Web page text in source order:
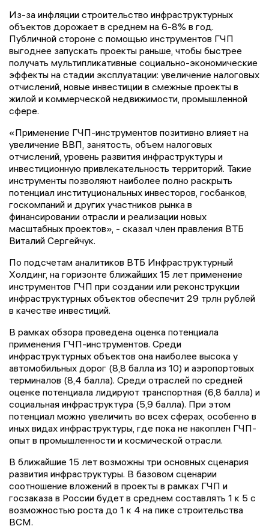
Из-за инфляции строительство инфраструктурных
объектов дорожает в среднем на 6-8% в год.
Публичной стороне с помощью инструментов ГЧП
выгоднее запускать проекты раньше, чтобы быстрее
получать мультипликативные социально-экономические
эффекты на стадии эксплуатации: увеличение налоговых
отчислений, новые инвестиции в смежные проекты в
жилой и коммерческой недвижимости, промышленной
сфере.
«Применение ГЧП-инструментов позитивно влияет на
увеличение ВВП, занятость, объем налоговых
отчислений, уровень развития инфраструктуры и
инвестиционную привлекательность территорий. Такие
инструменты позволяют наиболее полно раскрыть
потенциал институциональных инвесторов, госбанков,
госкомпаний и других участников рынка в
финансировании отрасли и реализации новых
масштабных проектов», - сказал член правления ВТБ
Виталий Сергейчук.
По подсчетам аналитиков ВТБ Инфраструктурный
Холдинг, на горизонте ближайших 15 лет применение
инструментов ГЧП при создании или реконструкции
инфраструктурных объектов обеспечит 29 трлн рублей
в качестве инвестиций.
В рамках обзора проведена оценка потенциала
применения ГЧП-инструментов. Среди
инфраструктурных объектов она наиболее высока у
автомобильных дорог (8,8 балла из 10) и аэропортовых
терминалов (8,4 балла). Среди отраслей по средней
оценке потенциала лидируют транспортная (6,8 балла) и
социальная инфраструктура (5,9 балла). При этом
потенциал можно увеличить во всех сферах, особенно в
иных видах инфраструктуры, где пока не накоплен ГЧП-
опыт в промышленности и космической отрасли.
В ближайшие 15 лет возможны три основных сценария
развития инфраструктуры. В базовом сценарии
соотношение вложений в проекты в рамках ГЧП и
госзаказа в России будет в среднем составлять 1 к 5 с
возможностью роста до 1 к 4 на пике строительства
ВСМ.